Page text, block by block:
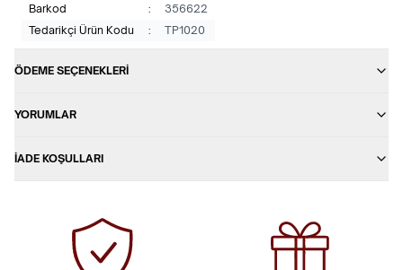
Barkod
:
356622
Tedarikçi Ürün Kodu
: TP1020
ÖDEME SEÇENEKLERI
YORUMLAR
İADE KOŞULLARI